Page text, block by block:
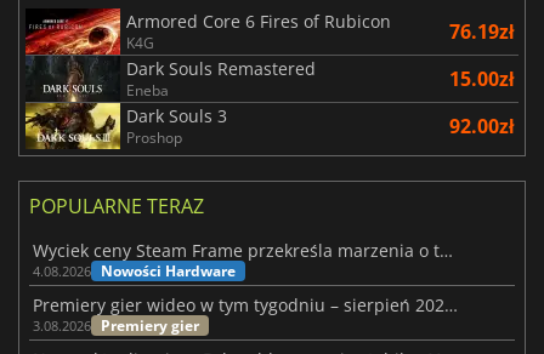
Armored Core 6 Fires of Rubicon
K4G 76.19zł
Dark Souls Remastered
Eneba 15.00zł
Dark Souls 3
Proshop 92.00zł
POPULARNE TERAZ
Wyciek ceny Steam Frame przekreśla marzenia o tanim zestawie VR
4.08.2026 Nowości Hardware
Premiery gier wideo w tym tygodniu – sierpień 2026 r. (32. tydzień)
3.08.2026 Premiery gier